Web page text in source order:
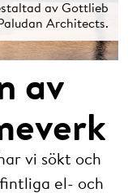
av Gottlieb
Architects.
av
vi sökt och
el- och